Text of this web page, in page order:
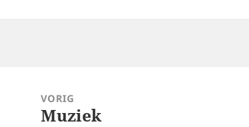
navigatieVORIG
Vorig
Muziek